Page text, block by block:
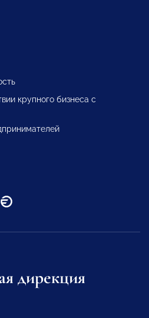
крупного бизнеса с
дирекция